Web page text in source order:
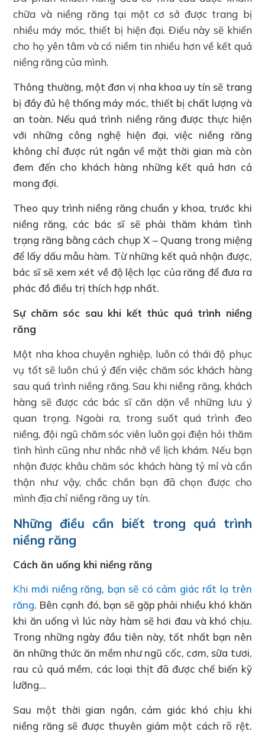
chữa và niềng răng tại một cơ sở được trang bị
nhiều máy móc, thiết bị hiện đại. Điều này sẽ khiến
cho họ yên tâm và có niềm tin nhiều hơn về kết quả
niềng răng của mình.
Thông thường, một đơn vị nha khoa uy tín sẽ trang
bị đầy đủ hệ thống máy móc, thiết bị chất lượng và
an toàn. Nếu quá trình niềng răng được thực hiện
với những công nghệ hiện đại, việc niềng răng
không chỉ được rút ngắn về mặt thời gian mà còn
đem đến cho khách hàng những kết quả hơn cả
mong đợi.
Theo quy trình niềng răng chuẩn y khoa, trước khi
niềng răng, các bác sĩ sẽ phải thăm khám tình
trạng răng bằng cách chụp X – Quang trong miệng
để lấy dấu mẫu hàm. Từ những kết quả nhận được,
bác sĩ sẽ xem xét về độ lệch lạc của răng để đưa ra
phác đồ điều trị thích hợp nhất.
Sự chăm sóc sau khi kết thúc quá trình niềng
răng
Một nha khoa chuyên nghiệp, luôn có thái độ phục
vụ tốt sẽ luôn chú ý đến việc chăm sóc khách hàng
sau quá trình niềng răng. Sau khi niềng răng, khách
hàng sẽ được các bác sĩ căn dặn về những lưu ý
quan trọng. Ngoài ra, trong suốt quá trình đeo
niềng, đội ngũ chăm sóc viên luôn gọi điện hỏi thăm
tình hình cũng như nhắc nhở về lịch khám. Nếu bạn
nhận được khâu chăm sóc khách hàng tỷ mỉ và cẩn
thận như vậy, chắc chắn bạn đã chọn được cho
mình địa chỉ niềng răng uy tín.
Những điều cần biết trong quá trình
niềng răng
Cách ăn uống khi niềng răng
Khi mới niềng răng, bạn sẽ có cảm giác rất lạ trên
răng. Bên cạnh đó, bạn sẽ gặp phải nhiều khó khăn
khi ăn uống vì lúc này hàm sẽ hơi đau và khó chịu.
Trong những ngày đầu tiên này, tốt nhất bạn nên
ăn những thức ăn mềm như ngũ cốc, cơm, sữa tươi,
rau củ quả mềm, các loại thịt đã được chế biến kỹ
lưỡng…
Sau một thời gian ngắn, cảm giác khó chịu khi
niềng răng sẽ được thuyên giảm một cách rõ rệt.